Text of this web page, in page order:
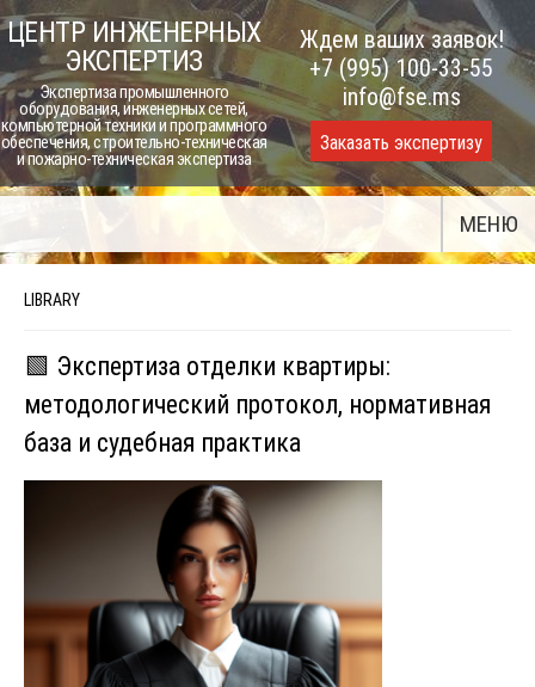
Skip
to
content
ЦЕНТР ИНЖЕНЕРНЫХ
ЭКСПЕРТИЗ
Экспертиза промышленного
оборудования, инженерных сетей,
компьютерной техники и программного
обеспечения, строительно-техническая
и пожарно-техническая экспертиза
Ждем ваших заявок!
+7 (995) 100-33-55
info@fse.ms
Заказать экспертизу
МЕНЮ
LIBRARY
🟩 Экспертиза отделки квартиры:
методологический протокол, нормативная
база и судебная практика